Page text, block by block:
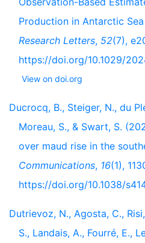
Production in Antarctic Sea
Research Letters, 52(7),
https://doi.org/10.1029/
View on doi.org
Ducrocq, B., Steiger, N., du
Moreau, S., & Swart, S.
over maud rise in the
Communications, 16(1),
https://doi.org/10.1038/
Dutrievoz, N., Agosta, C.,
S., Landais, A., Fourré, E.,